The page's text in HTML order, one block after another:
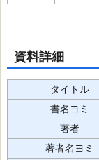
資料詳細
タイトル
書名ヨミ
著者
著者名ヨミ